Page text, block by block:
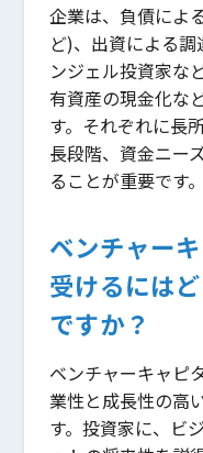
企業は、負債によ
ど)、出資による
ンジェル投資家な
有資産の現金化な
す。それぞれに長
長段階、資金ニー
ることが重要です。
ベンチャー
受けるには
ですか？
ベンチャーキャピ
業性と成長性の高
す。投資家に、ビ